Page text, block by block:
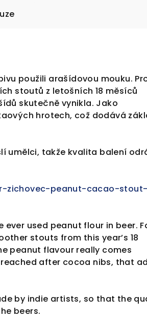
použili arašídovou mouku.
stoutů z letošních 18 měsíců
skutečně vynikla. Jako
hrotech, což dodává
umělci, takže kvalita balení
zichovec-peanut-cacao-
ever used peanut flour in beer.
stouts from this year’s 18
peanut flavour really comes
after cocoa nibs, that
by indie artists, so that the
beers.